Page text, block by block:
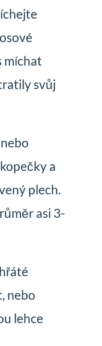
míchat
svůj
a
plech.
asi 3-
nebo
lehce